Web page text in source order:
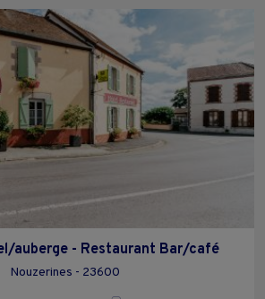
auberge - Restaurant Bar/café
Nouzerines - 23600